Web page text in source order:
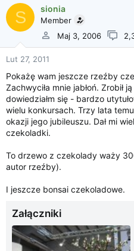
S sionia
Member
Maj 3, 2006
Lut 27, 2011
Pokażę wam jeszcze rzeźby
Zachwyciła mnie jabłoń. Zrobił
dowiedziałm się - bardzo
wielu konkursach. Trzy lata
okazji jego jubileuszu. Dał mi
czekoladki.
To drzewo z czekolady waży
autor rzeźby).
I jeszcze bonsai czekoladowe.
Załączniki